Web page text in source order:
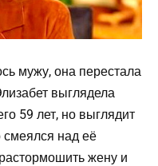
мужу, она перестала
выглядела
59 лет, но выглядит
смеялся над её
жену и